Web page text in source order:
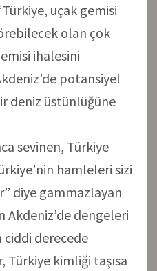
uçak gemisi
olan çok
ihalesini
potansiyel
deniz üstünlüğüne
sevinen, Türkiye
hamleleri sizi
diye gammazlayan
Akdeniz’de dengeleri
ciddi derecede
Türkiye kimliği taşısa